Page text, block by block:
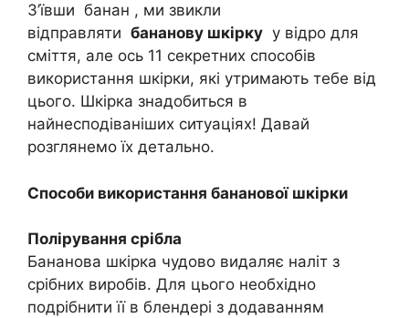
З’ївши банан , ми звикли
відправляти бананову шкірку у відро для
сміття, але ось 11 секретних способів
використання шкірки, які утримають тебе від
цього. Шкірка знадобиться в
найнесподіваніших ситуаціях! Давай
розглянемо їх детально.
Способи використання бананової шкірки
Полірування срібла
Бананова шкірка чудово видаляє наліт з
срібних виробів. Для цього необхідно
подрібнити її в блендері з додаванням